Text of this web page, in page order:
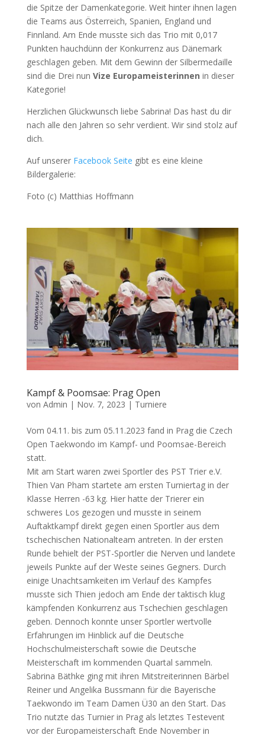
die Spitze der Damenkategorie. Weit hinter ihnen lagen
die Teams aus Österreich, Spanien, England und
Finnland. Am Ende musste sich das Trio mit 0,017
Punkten hauchdünn der Konkurrenz aus Dänemark
geschlagen geben. Mit dem Gewinn der Silbermedaille
sind die Drei nun Vize Europameisterinnen in dieser
Kategorie!
Herzlichen Glückwunsch liebe Sabrina! Das hast du dir
nach alle den Jahren so sehr verdient. Wir sind stolz auf
dich.
Auf unserer Facebook Seite gibt es eine kleine
Bildergalerie:
Foto (c) Matthias Hoffmann
Kampf & Poomsae: Prag Open
von Admin | Nov. 7, 2023 | Turniere
Vom 04.11. bis zum 05.11.2023 fand in Prag die Czech
Open Taekwondo im Kampf- und Poomsae-Bereich
statt.
Mit am Start waren zwei Sportler des PST Trier e.V.
Thien Van Pham startete am ersten Turniertag in der
Klasse Herren -63 kg. Hier hatte der Trierer ein
schweres Los gezogen und musste in seinem
Auftaktkampf direkt gegen einen Sportler aus dem
tschechischen Nationalteam antreten. In der ersten
Runde behielt der PST-Sportler die Nerven und landete
jeweils Punkte auf der Weste seines Gegners. Durch
einige Unachtsamkeiten im Verlauf des Kampfes
musste sich Thien jedoch am Ende der taktisch klug
kämpfenden Konkurrenz aus Tschechien geschlagen
geben. Dennoch konnte unser Sportler wertvolle
Erfahrungen im Hinblick auf die Deutsche
Hochschulmeisterschaft sowie die Deutsche
Meisterschaft im kommenden Quartal sammeln.
Sabrina Bäthke ging mit ihren Mitstreiterinnen Bärbel
Reiner und Angelika Bussmann für die Bayerische
Taekwondo im Team Damen Ü30 an den Start. Das
Trio nutzte das Turnier in Prag als letztes Testevent
vor der Europameisterschaft Ende November in